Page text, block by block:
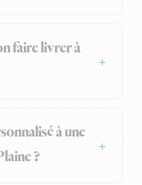
faire livrer à
à une
?